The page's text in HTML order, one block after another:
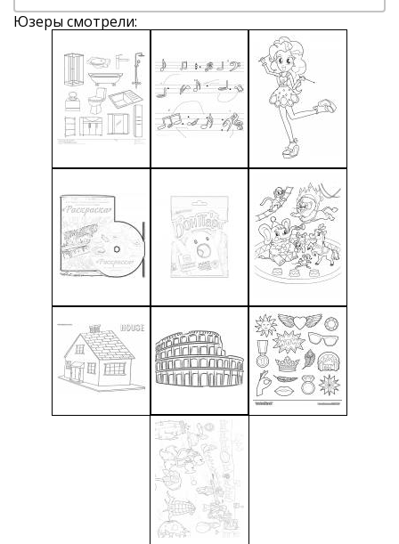
Юзеры смотрели: